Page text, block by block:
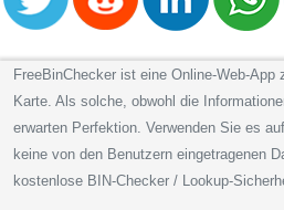
FreeBinChecker ist eine Online-Web-App
Karte. Als solche, obwohl die
erwarten Perfektion. Verwenden Sie es
keine von den Benutzern eingetragenen
kostenlose BIN-Checker / Lookup-